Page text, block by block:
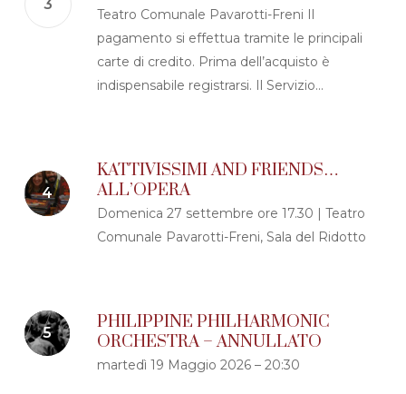
Teatro Comunale Pavarotti-Freni Il
pagamento si effettua tramite le principali
carte di credito. Prima dell’acquisto è
indispensabile registrarsi. Il Servizio...
KATTIVISSIMI AND FRIENDS…
ALL’OPERA
Domenica 27 settembre ore 17.30 | Teatro
Comunale Pavarotti-Freni, Sala del Ridotto
PHILIPPINE PHILHARMONIC
ORCHESTRA – ANNULLATO
martedì 19 Maggio 2026 – 20:30